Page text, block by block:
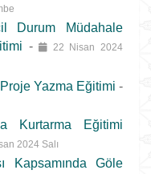
Durum Müdahale
-
22 Nisan 2024
Yazma Eğitimi -
Kurtarma Eğitimi
2024 Salı
Kapsamında Göle